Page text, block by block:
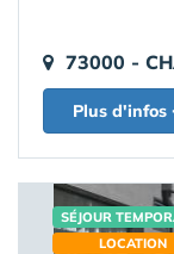
73000 -
Plus d'infos
SÉJOUR
LOCATION